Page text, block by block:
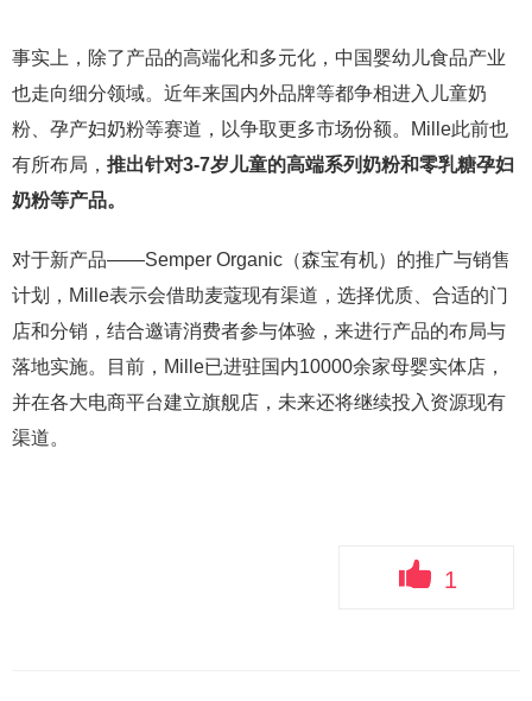
事实上，除了产品的高端化和多元化，中国婴幼儿食品产业
也走向细分领域。近年来国内外品牌等都争相进入儿童奶
粉、孕产妇奶粉等赛道，以争取更多市场份额。Mille此前也
有所布局， 推出针对3-7岁儿童的高端系列奶粉和零乳糖孕妇
奶粉等产品。
对于新产品——Semper Organic（森宝有机）的推广与销售
计划，Mille表示会借助麦蔻现有渠道，选择优质、合适的门
店和分销，结合邀请消费者参与体验，来进行产品的布局与
落地实施。目前，Mille已进驻国内10000余家母婴实体店，
并在各大电商平台建立旗舰店，未来还将继续投入资源现有
渠道。
1